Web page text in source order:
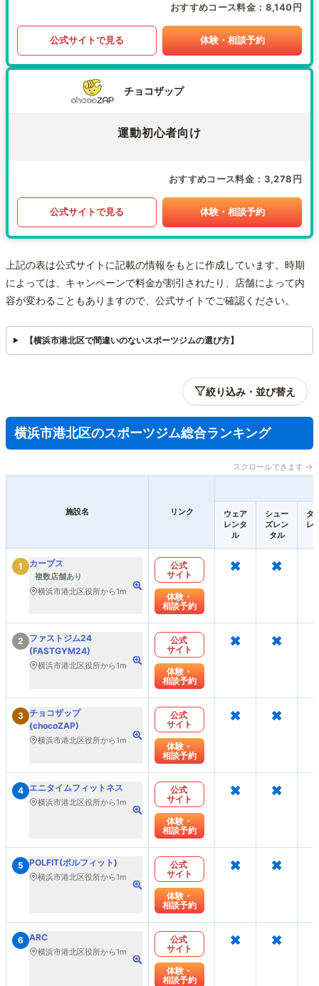
おすすめコース料金 8,140円
公式サイトで見る 体験・相談予約
チョコザップ
運動初心者向け
おすすめコース料金 3,278円
公式サイトで見る 体験・相談予約
上記の表は公式サイトに記載の情報をもとに作成しています。時期
によっては、キャンペーンで料金が割引されたり、店舗によって内
容が変わることもありますので、公式サイトでご確認ください。
【横浜市港北区で間違いのないスポーツジムの選び方】
絞り込み・並び替え
横浜市港北区のスポーツジム総合ランキング
スクロールできます →
施設名 リンク
ウェア
レンタ
ル
シュー
ズレン
タル
タ
レ
1 カーブス
複数店舗あり
横浜市港北区役所から1m
公式
サイト
体験・
相談予約
× ×
2
ファストジム24
(FASTGYM24)
横浜市港北区役所から1m
公式
サイト
体験・
相談予約
× ×
3 チョコザップ
(chocoZAP)
横浜市港北区役所から1m
公式
サイト
体験・
相談予約
× ×
4 エニタイムフィットネス
横浜市港北区役所から1m
公式
サイト
体験・
相談予約
× ×
5 POLFIT(ポルフィット)
横浜市港北区役所から1m
公式
サイト
体験・
相談予約
× ×
6 ARC
横浜市港北区役所から1m
公式
サイト
体験・
相談予約
× ×